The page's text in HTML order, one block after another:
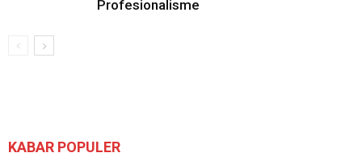
Profesionalisme
KABAR POPULER